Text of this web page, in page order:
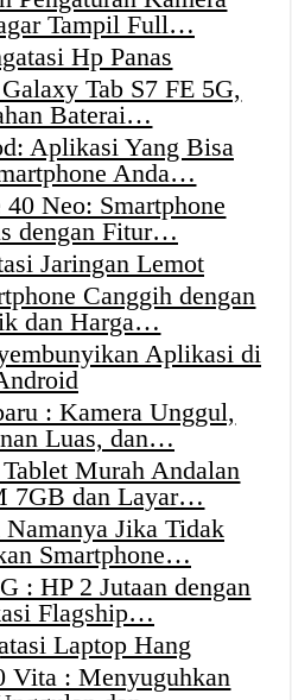
Tampil Full…
Hp Panas
Tab S7 FE 5G,
Baterai…
Aplikasi Yang Bisa
Anda…
Neo: Smartphone
dengan Fitur…
Jaringan Lemot
Canggih dengan
dan Harga…
Aplikasi di
: Kamera Unggul,
Luas, dan…
Murah Andalan
7GB dan Layar…
Jika Tidak
Smartphone…
: HP 2 Jutaan dengan
Flagship…
Laptop Hang
Vita : Menyuguhkan